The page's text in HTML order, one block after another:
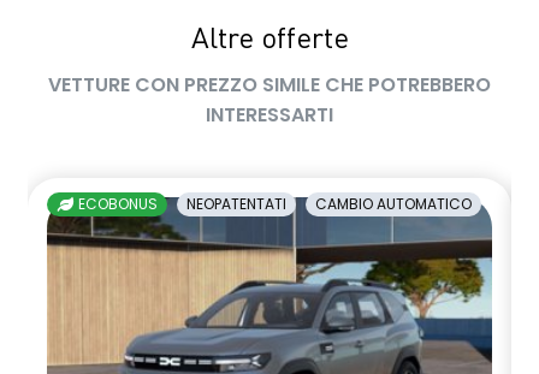
sedile passeggero regolabile in altezza
sedili posteriori ripiegabili 1/3 - 2/3
shark antenna
sistema di controllo della pressione pneumatici indiretto
sistema di frenata d'emergenza attiva
sistema multimediale openR link 10.4" con Google integrato
Altre offerte
VETTURE CON PREZZO SIMILE CHE POTREBBERO
INTERESSARTI
ECOBONUS NEOPATENTATI CAMBIO AUTOMATICO